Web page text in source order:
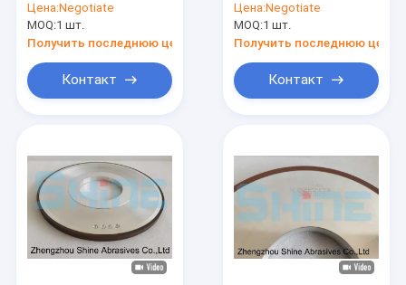
диаметра 15 мм
толщина
Цена:Negotiate
MOQ:1 шт.
Получить последнюю цену
Контакт
колесо для
поверхностного
шлифовального
агрегата
цилиндрическая
шлифовка
Цена:Negotiate
MOQ:1 шт.
Получить последнюю цену
Контакт